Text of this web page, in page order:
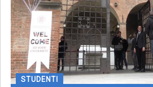
STUDENTI